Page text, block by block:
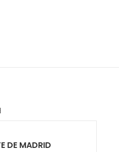
DE MADRID